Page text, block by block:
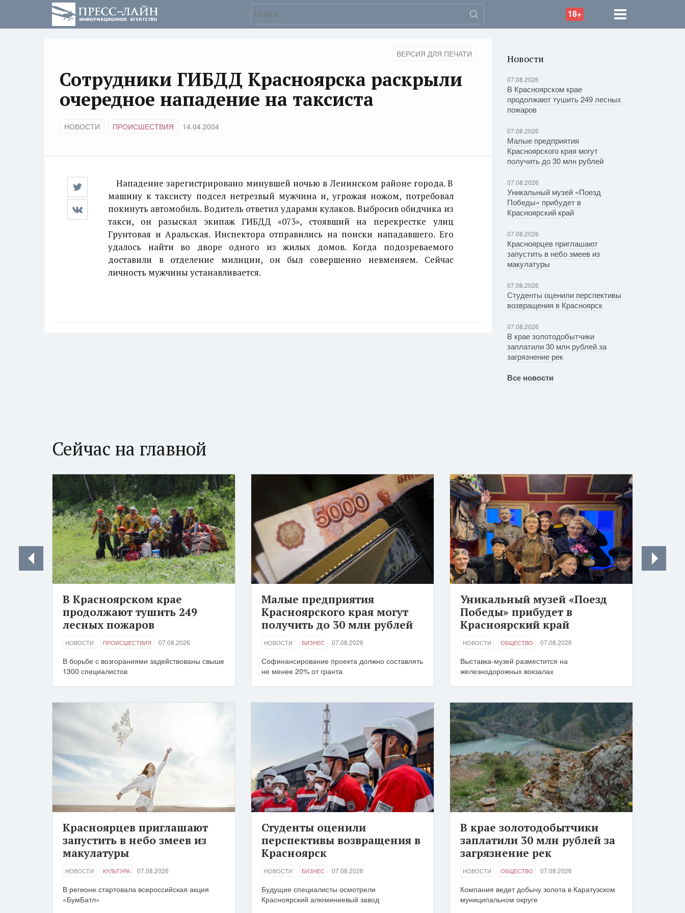
18+
ВЕРСИЯ ДЛЯ ПЕЧАТИ
Сотрудники ГИБДД Красноярска раскрыли
очередное нападение на таксиста
НОВОСТИ ПРОИСШЕСТВИЯ 14.04.2004
Нападение зарегистрировано минувшей ночью в Ленинском районе города. В
машину к таксисту подсел нетрезвый мужчина и, угрожая ножом, потребовал
покинуть автомобиль. Водитель ответил ударами кулаков. Выбросив обидчика из
такси, он разыскал экипаж ГИБДД «073», стоявший на перекрестке улиц
Грунтовая и Аральская. Инспектора отправились на поиски нападавшего. Его
удалось найти во дворе одного из жилых домов. Когда подозреваемого
доставили в отделение милиции, он был совершенно невменяем. Сейчас
личность мужчины устанавливается.
Новости
07.08.2026
В Красноярском крае
продолжают тушить 249 лесных
пожаров
07.08.2026
Малые предприятия
Красноярского края могут
получить до 30 млн рублей
07.08.2026
Уникальный музей «Поезд
Победы» прибудет в
Красноярский край
07.08.2026
Красноярцев приглашают
запустить в небо змеев из
макулатуры
07.08.2026
Студенты оценили перспективы
возвращения в Красноярск
07.08.2026
В крае золотодобытчики
заплатили 30 млн рублей за
загрязнение рек
Все новости
Сейчас на главной
В Красноярском крае
продолжают тушить 249
лесных пожаров
НОВОСТИ ПРОИСШЕСТВИЯ 07.08.2026
В борьбе с возгораниями задействованы свыше
1300 специалистов
Малые предприятия
Красноярского края могут
получить до 30 млн рублей
НОВОСТИ БИЗНЕС 07.08.2026
Софинансирование проекта должно составлять
не менее 20% от гранта
Уникальный музей «Поезд
Победы» прибудет в
Красноярский край
НОВОСТИ ОБЩЕСТВО 07.08.2026
Выставка-музей разместится на
железнодорожных вокзалах
Красноярцев приглашают
запустить в небо змеев из
макулатуры
НОВОСТИ КУЛЬТУРА 07.08.2026
В регионе стартовала всероссийская акция
«БумБатл»
Студенты оценили
перспективы возвращения в
Красноярск
НОВОСТИ БИЗНЕС 07.08.2026
Будущие специалисты осмотрели
Красноярский алюминиевый завод
В крае золотодобытчики
заплатили 30 млн рублей за
загрязнение рек
НОВОСТИ ОБЩЕСТВО 07.08.2026
Компания ведет добычу золота в Каратузском
муниципальном округе